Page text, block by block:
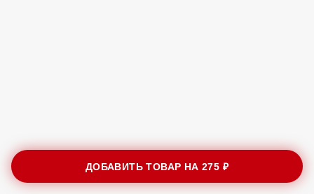
ДОБАВИТЬ ТОВАР НА275 ₽